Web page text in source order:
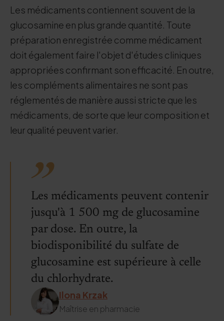
Les médicaments contiennent souvent de la
glucosamine en plus grande quantité. Toute
préparation enregistrée comme médicament
doit également faire l'objet d'études cliniques
appropriées confirmant son efficacité. En outre,
les compléments alimentaires ne sont pas
réglementés de manière aussi stricte que les
médicaments, de sorte que leur composition et
leur qualité peuvent varier.
Les médicaments peuvent contenir
jusqu'à 1 500 mg de glucosamine
par dose. En outre, la
biodisponibilité du sulfate de
glucosamine est supérieure à celle
du chlorhydrate.
Ilona Krzak
Maîtrise en pharmacie